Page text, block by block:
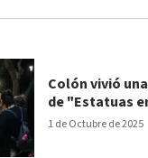
1 de Octubre de 2025
Colón vivió
de "Estatuas